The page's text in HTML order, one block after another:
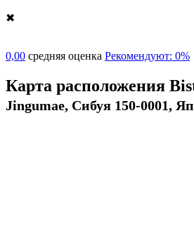
✖
0,00 средняя оценка Рекомендуют: 0%
Карта расположения
Jingumae, Сибуя 150-0001,